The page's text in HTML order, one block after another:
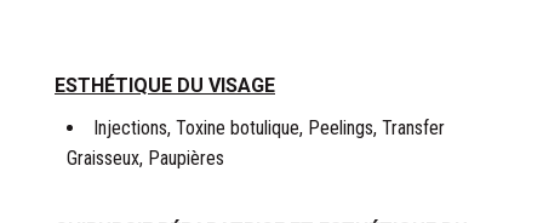
ESTHÉTIQUE DU VISAGE
Injections, Toxine botulique, Peelings, Transfer
Graisseux, Paupières